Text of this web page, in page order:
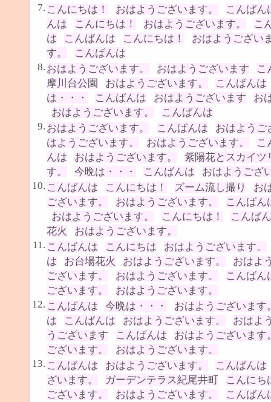
7. こんにちは！ おはようございます。
こんばん
んは
こんにちは！ おはようございます。
こ
は
こんばんは こんにちは！
おはようござい
す。
こんばんは
8. おはようございます。 おはようございます
こ
摩川台公園
おはようございます。
こんばんは
は・・・
こんばんは おはようございます
お
おはようございます。
こんばんは
9. おはようございます。 こんばんは
おはようご
はようございます。
おはようございます。
こ
んは
おはようございます。
紫陽花とスカイツ
す。
今晩は・・・ こんばんは
おはようござ
10. こんばんは こんにちは！ ズーム流し撮り
お
ございます。
おはようございます。
こんばん
おはようございます。
こんにちは！
こんば
花火
おはようございます。
11. こんばんは こんにちは
おはようございます。
は
お台場花火 おはようございます。
おはよ
ございます。
おはようございます。
こんばん
ございます。
おはようございます。
12. こんばんは 今晩は・・・
おはようございます
は
こんばんは おはようございます。
おはよ
うございます
こんばんは
おはようございます
ございます。
おはようございます。
13. こんばんは おはようございます。
こんばんは
ざいます。
ガーデンテラス紀尾井町
こんにち
ございます。
おはようございます。
こんばん